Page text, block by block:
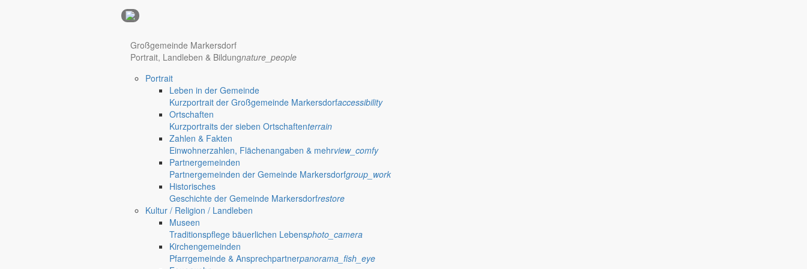
Hotel Nürnberg
Regional werben auf markersdorf.de! anzeigen@gemeinde-markersdorf.de
Großgemeinde Markersdorf
Portrait, Landleben & Bildungnature_people
Portrait
Leben in der Gemeinde
Kurzportrait der Großgemeinde Markersdorfaccessibility
Ortschaften
Kurzportraits der sieben Ortschaftenterrain
Zahlen & Fakten
Einwohnerzahlen, Flächenangaben & mehrview_comfy
Partnergemeinden
Partnergemeinden der Gemeinde Markersdorfgroup_work
Historisches
Geschichte der Gemeinde Markersdorfrestore
Kultur / Religion / Landleben
Museen
Traditionspflege bäuerlichen Lebensphoto_camera
Kirchengemeinden
Pfarrgemeinde & Ansprechpartnerpanorama_fish_eye
Deutsch-Paulsdorf
Jauernick-Buschbach